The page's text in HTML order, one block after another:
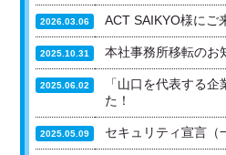
2026.03.06 ACT SAIKYO様にご
2025.10.31 本社事務所移転のお
2025.06.02
「山口を代表する
た！
2025.05.09 セキュリティ宣言（